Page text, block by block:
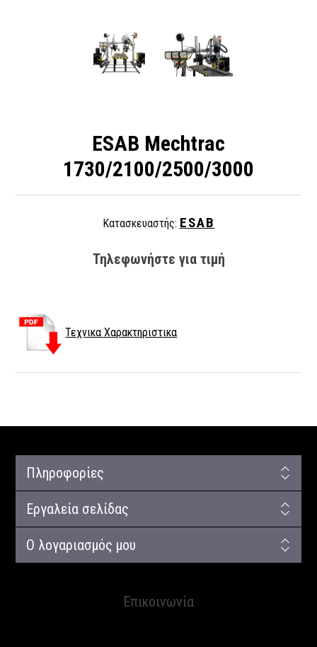
ESAB Mechtrac
1730/2100/2500/3000
Κατασκευαστής: ESAB
Τηλεφωνήστε για τιμή
Τεχνικα Χαρακτηριστικα
Πληροφορίες
Εργαλεία σελίδας
Ο λογαριασμός μου
Επικοινωνία